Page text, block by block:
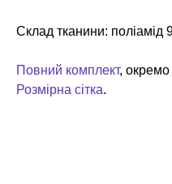
Склад тканини: поліамід
Повний комплект, окремо
Розмірна сітка.